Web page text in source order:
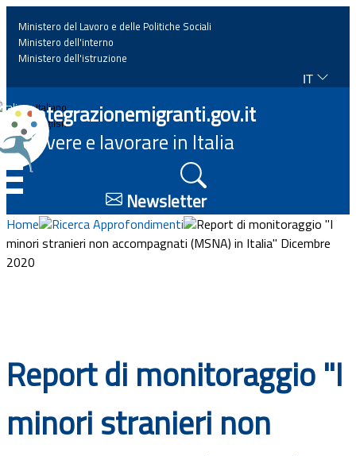
Home
News
Approfondimenti
Eventi
Documenti
Bandi
Ministero del Lavoro e delle Politiche Sociali
Ministero dell'interno
Ministero dell'istruzione
IT
Italiano
English
Integrazionemigranti.gov.it
Vivere e lavorare in Italia
Newsletter
Home Ricerca Approfondimenti
Report di monitoraggio "I
minori stranieri non accompagnati (MSNA) in Italia" Dicembre
2020
Report di monitoraggio "I
minori stranieri non